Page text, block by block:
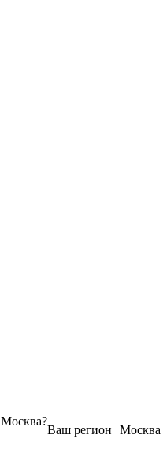
Москва
Ваш регион
Москва?